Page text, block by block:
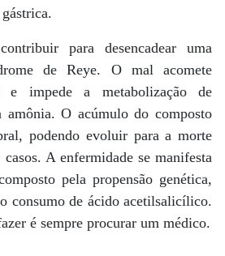
para desencadear uma
de Reye. O mal acomete
e impede a metabolização de
amônia. O acúmulo do composto
podendo evoluir para a morte
A enfermidade se manifesta
pela propensão genética,
consumo de ácido acetilsalicílico.
é sempre procurar um médico.